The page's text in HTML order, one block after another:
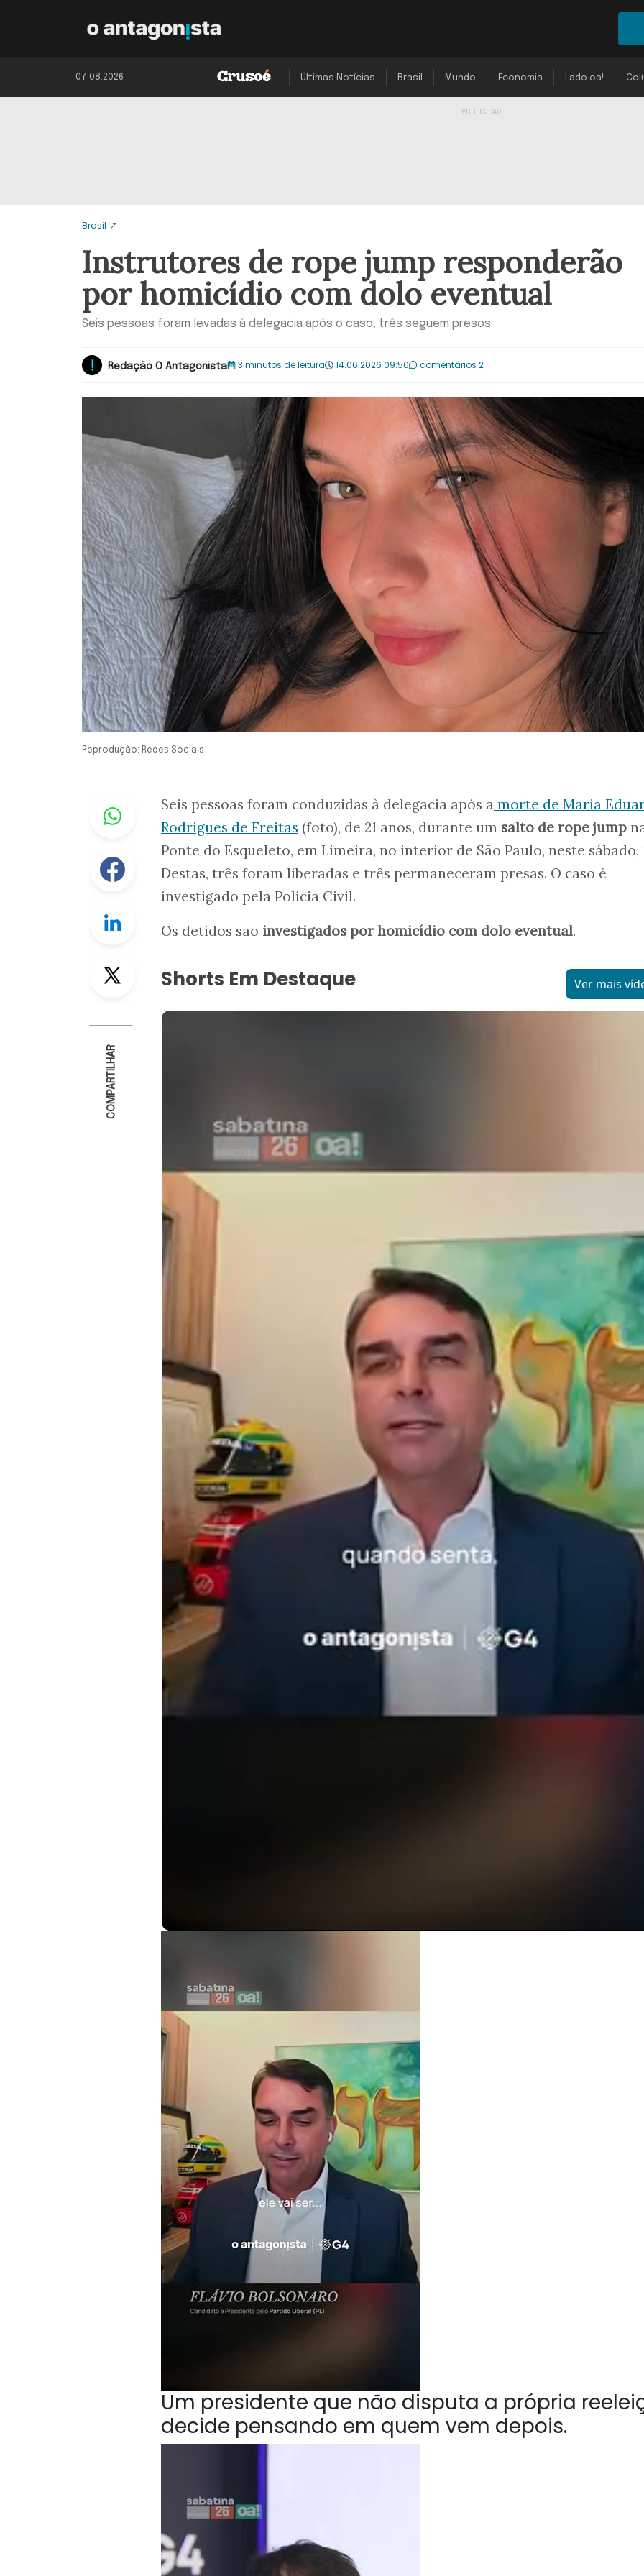
07.08.2026 Últimas Notícias Brasil Mundo Economia Lado oa!
Brasil
Instrutores de rope jump responderão
por homicídio com dolo eventual
Seis pessoas foram levadas à delegacia após o caso; três seguem presos
Redação O Antagonista 3 minutos de leitura 14.06.2026 09:50 comentários 2
Reprodução: Redes Sociais
Whastapp
Facebook
COMPARTILHAR
Seis pessoas foram conduzidas à delegacia após a morte de Maria
Rodrigues de Freitas (foto), de 21 anos, durante um salto de rope jump
Ponte do Esqueleto, em Limeira, no interior de São Paulo, neste sábado,
Destas, três foram liberadas e três permaneceram presas. O caso é
investigado pela Polícia Civil.
Os detidos são investigados por homicídio com dolo eventual.
Shorts Em Destaque Ver mais
Um presidente que não disputa a própria
decide pensando em quem vem depois.